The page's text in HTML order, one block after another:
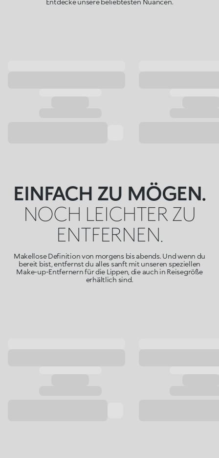
Entdecke unsere beliebtesten Nuancen.
EINFACH ZU MÖGEN.
NOCH LEICHTER ZU
ENTFERNEN.
Makellose Definition von morgens bis abends. Und wenn du
bereit bist, entfernst du alles sanft mit unseren speziellen
Make-up-Entfernern für die Lippen, die auch in Reisegröße
erhältlich sind.